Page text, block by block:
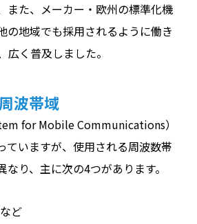
また、メーカー・欧州の標準化機
の地域でも採用されるように働き
広く普及しました。
波帯域
for Mobile Communications）
ていますが、使用される周波数帯
り、主に次の4つがあります。
ど